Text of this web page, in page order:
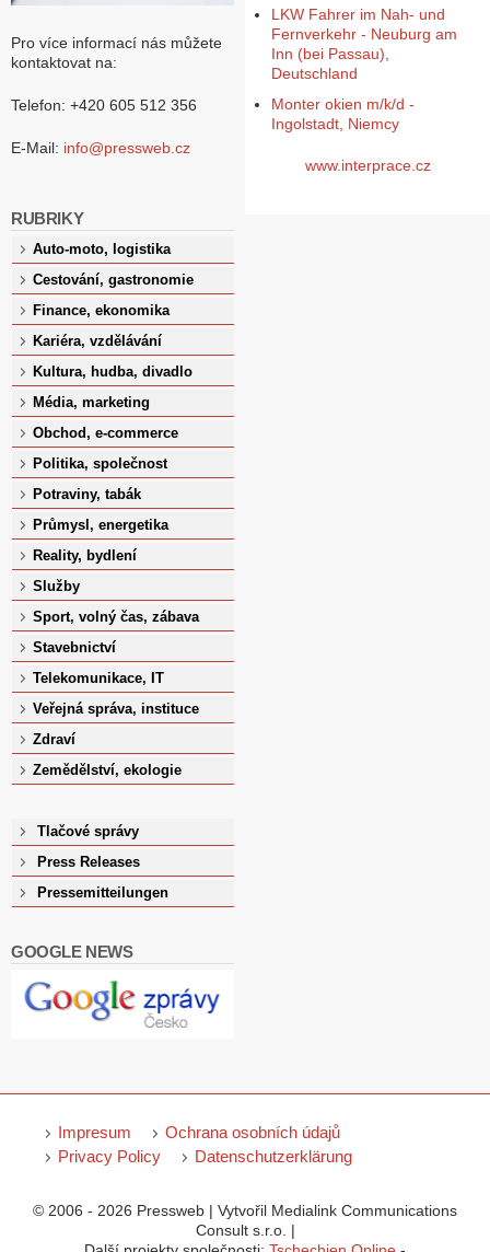
Pro více informací nás můžete
kontaktovat na:
Telefon: +420 605 512 356
E-Mail: info@pressweb.cz
RUBRIKY
Auto-moto, logistika
Cestování, gastronomie
Finance, ekonomika
Kariéra, vzdělávání
Kultura, hudba, divadlo
Média, marketing
Obchod, e-commerce
Politika, společnost
Potraviny, tabák
Průmysl, energetika
Reality, bydlení
Služby
Sport, volný čas, zábava
Stavebnictví
Telekomunikace, IT
Veřejná správa, instituce
Zdraví
Zemědělství, ekologie
Tlačové správy
Press Releases
Pressemitteilungen
GOOGLE NEWS
LKW Fahrer im Nah- und
Fernverkehr - Neuburg am
Inn (bei Passau),
Deutschland
Monter okien m/k/d -
Ingolstadt, Niemcy
www.interprace.cz
Impresum
Ochrana osobních údajů
Privacy Policy
Datenschutzerklärung
© 2006 - 2026 Pressweb | Vytvořil Medialink Communications
Consult s.r.o. |